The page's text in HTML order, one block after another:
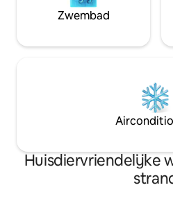
Zwembad
Huisdiervriendelijke